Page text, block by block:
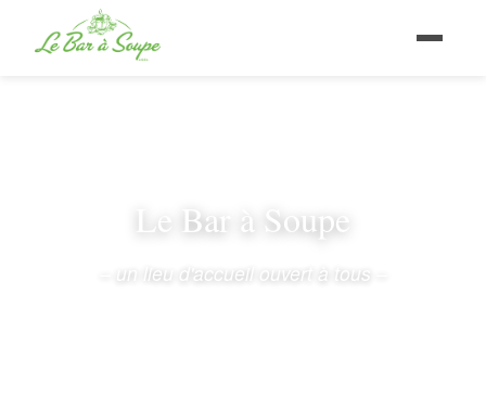
Le Bar à Soupe
– un lieu d'accueil ouvert à tous –